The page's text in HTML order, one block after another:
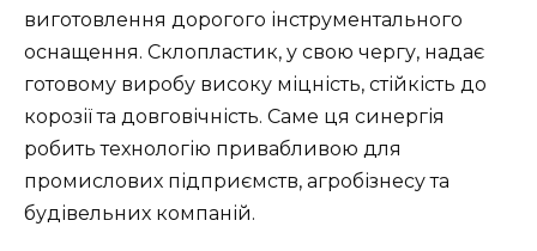
виготовлення дорогого інструментального
оснащення. Склопластик, у свою чергу, надає
готовому виробу високу міцність, стійкість до
корозії та довговічність. Саме ця синергія
робить технологію привабливою для
промислових підприємств, агробізнесу та
будівельних компаній.